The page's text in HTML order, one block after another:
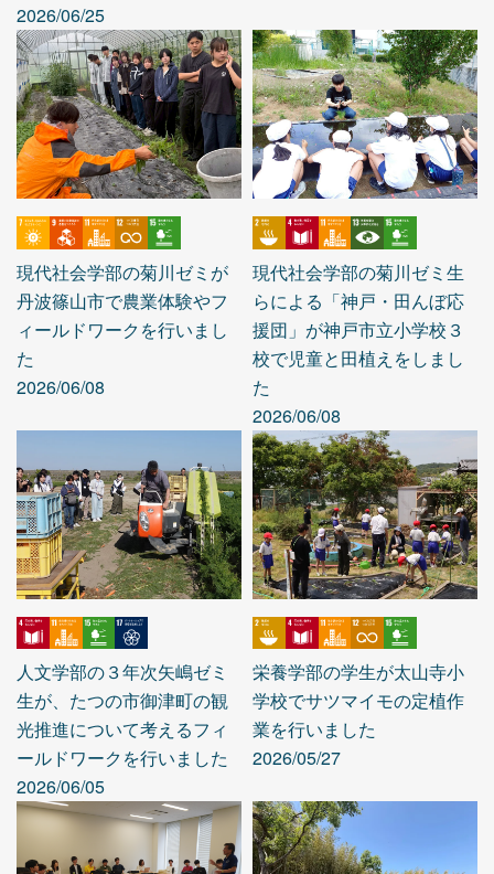
2026/06/25
現代社会学部の菊川ゼミが
丹波篠山市で農業体験やフ
ィールドワークを行いまし
た
2026/06/08
現代社会学部の菊川ゼミ生
らによる「神戸・田んぼ応
援団」が神戸市立小学校３
校で児童と田植えをしまし
た
2026/06/08
人文学部の３年次矢嶋ゼミ
生が、たつの市御津町の観
光推進について考えるフィ
ールドワークを行いました
2026/06/05
栄養学部の学生が太山寺小
学校でサツマイモの定植作
業を行いました
2026/05/27